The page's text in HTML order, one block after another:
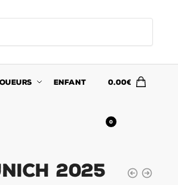
ENFANT 0.00€
0
2025